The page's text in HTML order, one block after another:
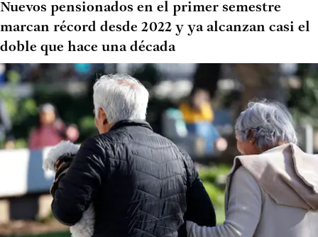
Nuevos pensionados en el primer semestre
marcan récord desde 2022 y ya alcanzan casi el
doble que hace una década